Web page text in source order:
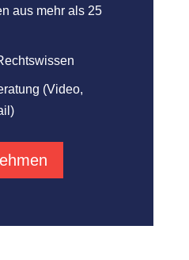
aus mehr als 25
(Video,